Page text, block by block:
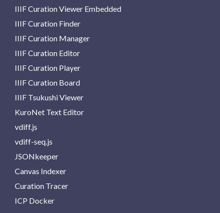
IIIF Curation Viewer Embedded
IIIF Curation Finder
IIIF Curation Manager
IIIF Curation Editor
IIIF Curation Player
IIIF Curation Board
IIIF Tsukushi Viewer
KuroNet Text Editor
vdiff.js
vdiff-seq.js
JSONkeeper
Canvas Indexer
Curation Tracer
ICP Docker